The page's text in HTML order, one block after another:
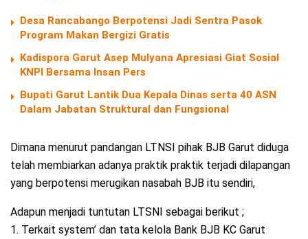
Desa Rancabango Berpotensi Jadi Sentra Pasok
Program Makan Bergizi Gratis
Kadispora Garut Asep Mulyana Apresiasi Giat Sosial
KNPI Bersama Insan Pers
Bupati Garut Lantik Dua Kepala Dinas serta 40 ASN
Dalam Jabatan Struktural dan Fungsional
Dimana menurut pandangan LTNSI pihak BJB Garut diduga
telah membiarkan adanya praktik praktik terjadi dilapangan
yang berpotensi merugikan nasabah BJB itu sendiri,
Adapun menjadi tuntutan LTSNI sebagai berikut ;
1. Terkait system’ dan tata kelola Bank BJB KC Garut